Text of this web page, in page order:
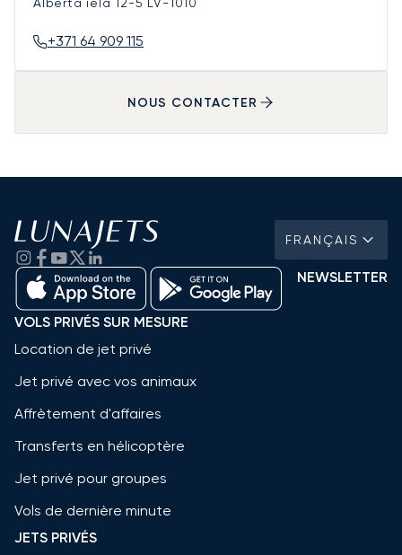
+371 64 909 115
NOUS CONTACTER
FRANÇAIS
NEWSLETTER
VOLS PRIVÉS SUR MESURE
Location de jet privé
Jet privé avec vos animaux
Affrètement d'affaires
Transferts en hélicoptère
Jet privé pour groupes
Vols de dernière minute
JETS PRIVÉS